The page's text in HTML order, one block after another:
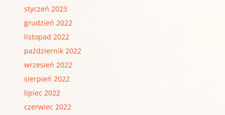
styczeń 2023
grudzień 2022
listopad 2022
październik 2022
wrzesień 2022
sierpień 2022
lipiec 2022
czerwiec 2022